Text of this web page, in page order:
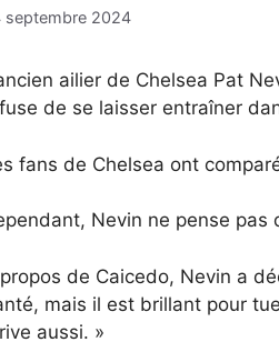
septembre 2024
ailier de Chelsea Pat
de se laisser entraîner
fans de Chelsea ont
Nevin ne pense
de Caicedo, Nevin a
mais il est brillant pour
aussi. »